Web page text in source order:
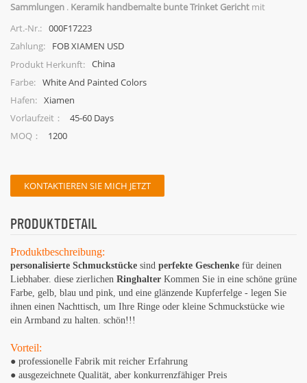
Sammlungen . Keramik handbemalte bunte Trinket Gericht mit
mehreren geometrischen Formen.
Art.-Nr.: 000F17223
Zahlung:
FOB XIAMEN USD
Produkt Herkunft: China
Farbe: White And Painted Colors
Hafen: Xiamen
Vorlaufzeit：
45-60 Days
MOQ：
1200
KONTAKTIEREN SIE MICH JETZT
PRODUKTDETAIL
Produktbeschreibung:
personalisierte Schmuckstücke sind perfekte Geschenke für deinen
Liebhaber. diese zierlichen Ringhalter Kommen Sie in eine schöne grüne
Farbe, gelb, blau und pink, und eine glänzende Kupferfelge - legen Sie
ihnen einen Nachttisch, um Ihre Ringe oder kleine Schmuckstücke wie
ein Armband zu halten. schön!!!
Vorteil:
● professionelle Fabrik mit reicher Erfahrung
● ausgezeichnete Qualität, aber konkurrenzfähiger Preis